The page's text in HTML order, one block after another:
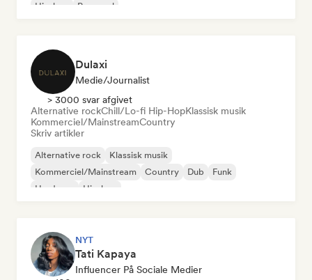
Hip-hop
Pop-soul
Dulaxi
Medie/journalist
> 3000 svar afgivet
Alternative rockChill/Lo-fi Hip-HopKlassisk musik
Kommerciel/MainstreamCountry
Skriv artikler
Alternative rock
Klassisk musik
Kommerciel/Mainstream
Country Dub
Funk
Hardcore
Hip-hop
NYT
Tati Kapaya
Influencer På Sociale Medier